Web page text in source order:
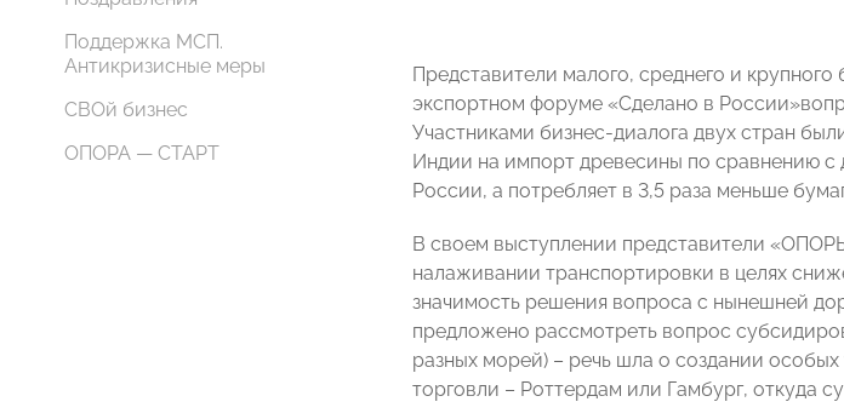
Поддержка МСП.
Антикризисные меры
СВОй бизнес
ОПОРА — СТАРТ
Представители малого, среднего и
экспортном форуме «Сделано в
Участниками бизнес-диалога двух стран
Индии на импорт древесины по сравнению с
России, а потребляет в 3,5 раза меньше
В своем выступлении представители
налаживании транспортировки в целях
значимость решения вопроса с нынешней
предложено рассмотреть вопрос
разных морей) – речь шла о создании
торговли – Роттердам или Гамбург, откуда